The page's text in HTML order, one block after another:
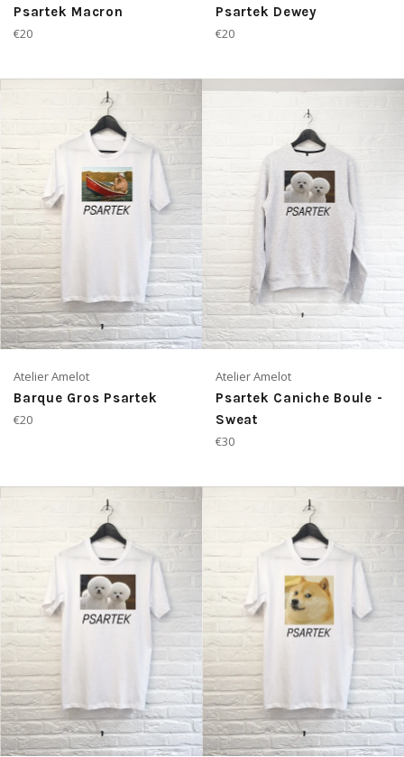
Psartek Macron
Prix
€20
Psartek Dewey
Prix
€20
Atelier Amelot
Barque Gros Psartek
Prix
€20
Atelier Amelot
Psartek Caniche Boule -
Sweat
Prix
€30